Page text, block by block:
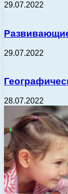
29.07.2022
29.07.2022
28.07.2022